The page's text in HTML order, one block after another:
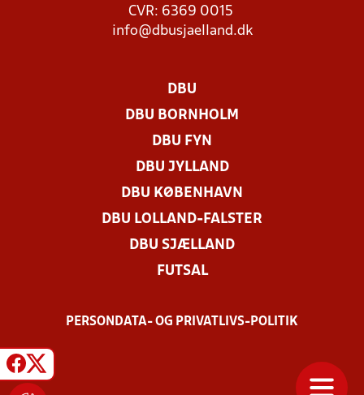
CVR: 6369 0015
info@dbusjaelland.dk
DBU
DBU BORNHOLM
DBU FYN
DBU JYLLAND
DBU KØBENHAVN
DBU LOLLAND-FALSTER
DBU SJÆLLAND
FUTSAL
PERSONDATA- OG PRIVATLIVS-POLITIK